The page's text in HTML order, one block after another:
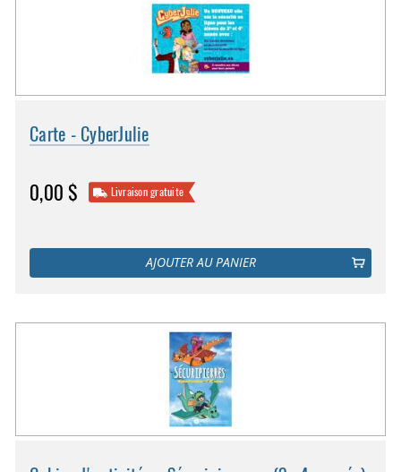
Carte - CyberJulie
0,00 $ Livraison gratuite
AJOUTER AU PANIER